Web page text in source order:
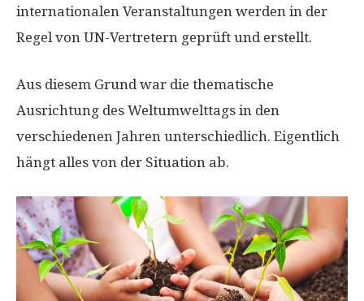
internationalen Veranstaltungen werden in der
Regel von UN-Vertretern geprüft und erstellt.
Aus diesem Grund war die thematische
Ausrichtung des Weltumwelttags in den
verschiedenen Jahren unterschiedlich. Eigentlich
hängt alles von der Situation ab.